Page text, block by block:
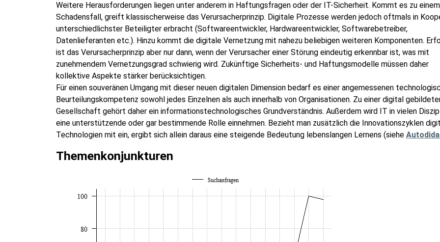
Weitere Herausforderungen liegen unter anderem in Haftungsfragen oder der IT-Sicherheit. Kommt es zu einem
Schadensfall, greift klassischerweise das Verursacherprinzip. Digitale Prozesse werden jedoch oftmals in
unterschiedlichster Beteiligter erbracht (Softwareentwickler, Hardwareentwickler, Softwarebetreiber,
Datenlieferanten etc.). Hinzu kommt die digitale Vernetzung mit nahezu beliebigen weiteren Komponenten.
ist das Verursacherprinzip aber nur dann, wenn der Verursacher einer Störung eindeutig erkennbar ist, was mit
zunehmendem Vernetzungsgrad schwierig wird. Zukünftige Sicherheits- und Haftungsmodelle müssen daher
kollektive Aspekte stärker berücksichtigen.
Für einen souveränen Umgang mit dieser neuen digitalen Dimension bedarf es einer angemessenen
Beurteilungskompetenz sowohl jedes Einzelnen als auch innerhalb von Organisationen. Zu einer digital
Gesellschaft gehört daher ein informationstechnologisches Grundverständnis. Außerdem wird IT in vielen
eine unterstützende oder gar bestimmende Rolle einnehmen. Bezieht man zusätzlich die Innovationszyklen
Technologien mit ein, ergibt sich allein daraus eine steigende Bedeutung lebenslangen Lernens (siehe
Themenkonjunkturen